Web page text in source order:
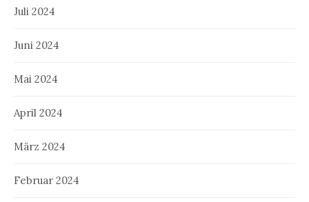
Juli 2024
Juni 2024
Mai 2024
April 2024
März 2024
Februar 2024